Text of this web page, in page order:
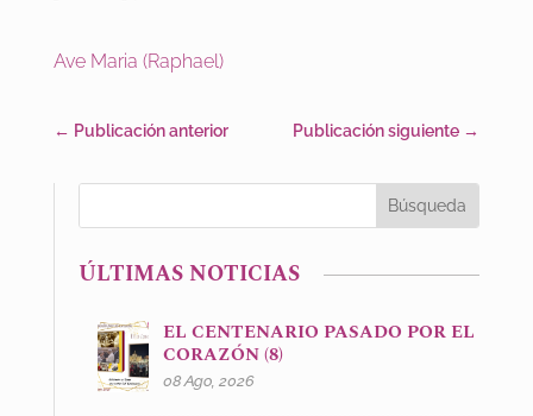
Ave Maria (Raphael)
← Publicación anterior Publicación siguiente →
ÚLTIMAS NOTICIAS
EL CENTENARIO PASADO POR EL
CORAZÓN (8)
08 Ago, 2026